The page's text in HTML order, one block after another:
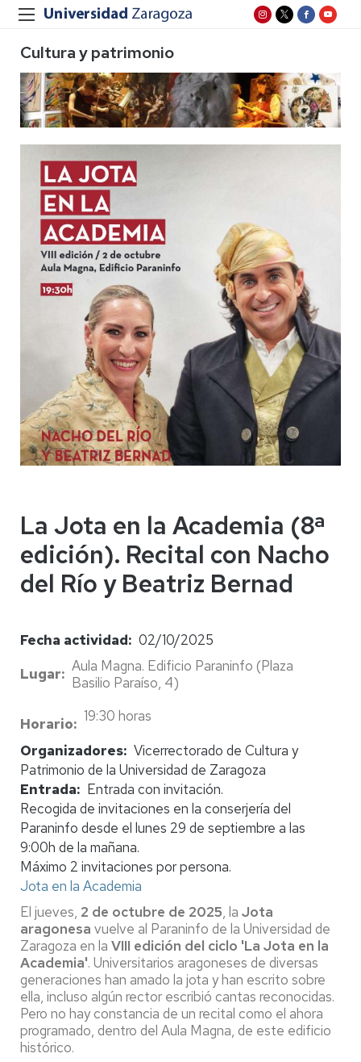
Cultura y patrimonio
La Jota en la Academia (8ª
edición). Recital con Nacho
del Río y Beatriz Bernad
Fecha actividad
02/10/2025
Lugar
Aula Magna. Edificio Paraninfo (Plaza
Basilio Paraíso, 4)
Horario
19:30 horas
Organizadores Vicerrectorado de Cultura y
Patrimonio de la Universidad de Zaragoza
Entrada
Entrada con invitación.
Recogida de invitaciones en la conserjería del
Paraninfo desde el lunes 29 de septiembre a las
9:00h de la mañana.
Máximo 2 invitaciones por persona.
Jota en la Academia
El jueves, 2 de octubre de 2025, la Jota
aragonesa vuelve al Paraninfo de la Universidad de
Zaragoza en la VIII edición del ciclo 'La Jota en la
Academia'. Universitarios aragoneses de diversas
generaciones han amado la jota y han escrito sobre
ella, incluso algún rector escribió cantas reconocidas.
Pero no hay constancia de un recital como el ahora
programado, dentro del Aula Magna, de este edificio
histórico.